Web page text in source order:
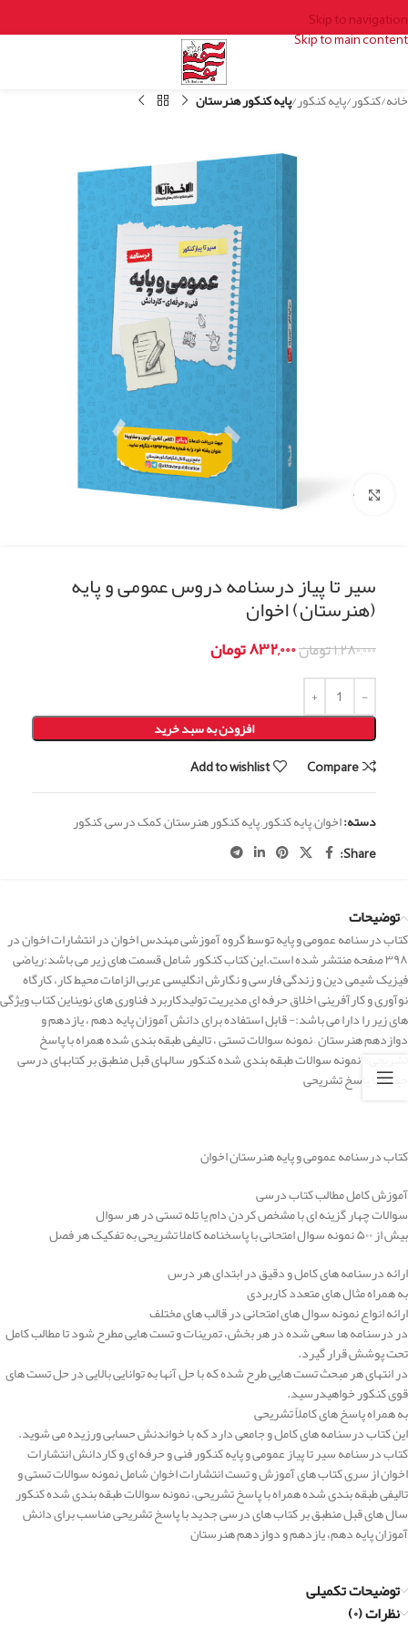
Skip to navigation
Skip to main content
خانه کنکور پایه کنکور پایه کنکور هنرستان
Click to enlarge
سیر تا پیاز درسنامه دروس عمومی و پایه
(هنرستان) اخوان
۱,۲۸۰,۰۰۰تومان۸۳۲,۰۰۰تومان
افزودن به سبد خرید
Compare
Add to wishlist
دسته:اخوان,پایه کنکور,پایه کنکور هنرستان,کمک درسی,کنکور
Share:
توضیحات
کتاب درسنامه عمومی و پایه توسط گروه آموزشی مهندس اخوان در انتشارات اخوان در
۳۹۸ صفحه منتشر شده است.این کتاب کنکور شامل قسمت های زیر می باشد:ریاضی
فیزیک شیمی دین و زندگی فارسی و نگارش انگلیسی عربی الزامات محیط کار، کارگاه
نوآوری و کارآفرینی اخلاق حرفه ای مدیریت تولیدکاربرد فناوری های نویناین کتاب ویژگی
های زیر را دارا می باشد:- قابل استفاده برای دانش آموزان پایه دهم ، یازدهم و
دوازدهم هنرستان – نمونه سوالات تستی ، تالیفی طبقه بندی شده همراه با پاسخ
تشریحی- نمونه سوالات طبقه بندی شده کنکور سالهای قبل منطبق بر کتابهای درسی
جدید با پاسخ تشریحی
کتاب درسنامه عمومی و پایه هنرستان اخوان
آموزش کامل مطالب کتاب درسی
سوالات چهار گزینه ای با مشخص کردن دام یا تله تستی در هر سوال
بیش از ۵۰۰ نمونه سوال امتحانی با پاسخنامه کاملا تشریحی به تفکیک هر فصل
ارائه درسنامه های کامل و دقیق در ابتدای هر درس
به همراه مثال های متعدد کاربردی
ارائه انواع نمونه سوال های امتحانی در قالب های مختلف
در درسنامه ها سعی شده در هر بخش، تمرینات و تست هایی مطرح شود تا مطالب کامل
تحت پوشش قرار گیرد.
در انتهای هر مبحث تست هایی طرح شده که با حل آنها به توانایی بالایی در حل تست های
قوی کنکور خواهیدرسید.
به همراه پاسخ های کاملاً تشریحی
این کتاب درسنامه های کامل و جامعی دارد که با خواندنش حسابی ورزیده می شوید.
کتاب درسنامه سیر تا پیاز عمومی و پایه کنکور فنی و حرفه ای و کاردانش انتشارات
اخوان از سری کتاب های آموزش و تست انتشارات اخوان شامل نمونه سوالات تستی و
تالیفی طبقه بندی شده همراه با پاسخ تشریحی، نمونه سوالات طبقه بندی شده کنکور
سال های قبل منطبق بر کتاب های درسی جدید با پاسخ تشریحی مناسب برای دانش
آموزان پایه دهم، یازدهم و دوازدهم هنرستان
توضیحات تکمیلی
نظرات (۰)